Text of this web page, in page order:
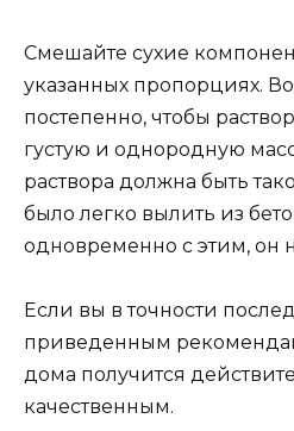
Смешайте сухие
указанных пропорциях.
постепенно, чтобы
густую и однородную
раствора должна быть
было легко вылить из
одновременно с этим, он
Если вы в точности
приведенным
дома получится
качественным.